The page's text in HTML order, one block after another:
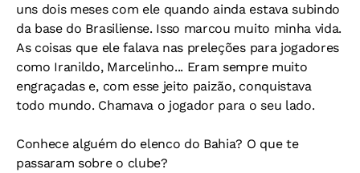
uns dois meses com ele quando ainda estava subindo
da base do Brasiliense. Isso marcou muito minha vida.
As coisas que ele falava nas preleções para jogadores
como Iranildo, Marcelinho... Eram sempre muito
engraçadas e, com esse jeito paizão, conquistava
todo mundo. Chamava o jogador para o seu lado.
Conhece alguém do elenco do Bahia? O que te
passaram sobre o clube?